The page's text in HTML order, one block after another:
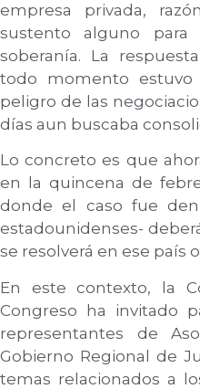
empresa privada,
sustento alguno
soberanía. La
todo momento
peligro de las
días aun buscaba
Lo concreto es que
en la quincena de
donde el caso fue
estadounidenses-
se resolverá en ese país
En este contexto, la
Congreso ha invitado
representantes de
Gobierno Regional de
temas relacionados a